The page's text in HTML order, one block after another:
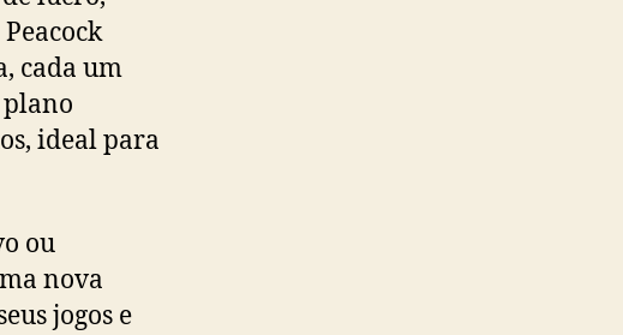
cada um
ideal para
ou
nova
jogos e